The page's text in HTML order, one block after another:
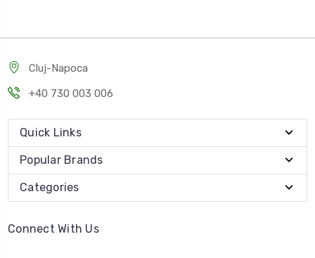
Cluj-Napoca
+40 730 003 006
Quick Links
Popular Brands
Categories
Connect With Us